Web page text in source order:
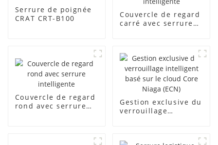
Serrure de poignée
CRAT CRT-B100
Couvercle de regard
carré avec serrure
Couvercle de regard
rond avec serrure
Gestion exclusive du
verrouillage